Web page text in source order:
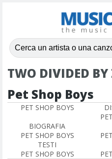
TWO DIVIDED BY
Pet Shop Boys
PET SHOP BOYS
BIOGRAFIA
PET SHOP BOYS
TESTI
PET SHOP BOYS